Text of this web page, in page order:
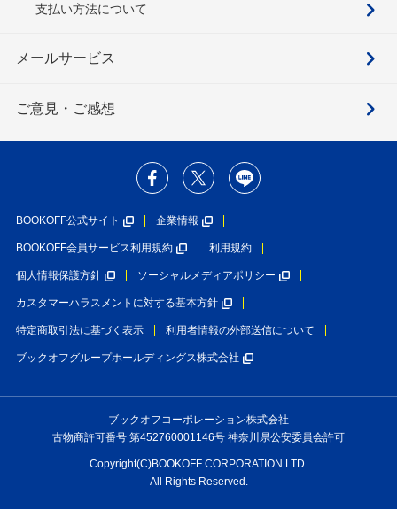
支払い方法について
メールサービス
ご意見・ご感想
BOOKOFF公式サイト 企業情報
BOOKOFF会員サービス利用規約 利用規約
個人情報保護方針 ソーシャルメディアポリシー
カスタマーハラスメントに対する基本方針
特定商取引法に基づく表示 利用者情報の外部送信について
ブックオフグループホールディングス株式会社
ブックオフコーポレーション株式会社
古物商許可番号 第452760001146号 神奈川県公安委員会許可
Copyright(C)BOOKOFF CORPORATION LTD.
All Rights Reserved.